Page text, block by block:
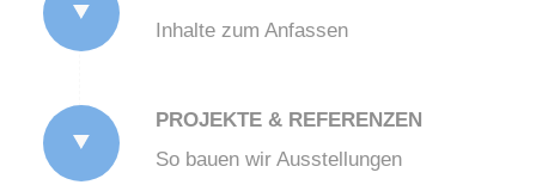
Inhalte zum Anfassen
PROJEKTE & REFERENZEN
So bauen wir Ausstellungen